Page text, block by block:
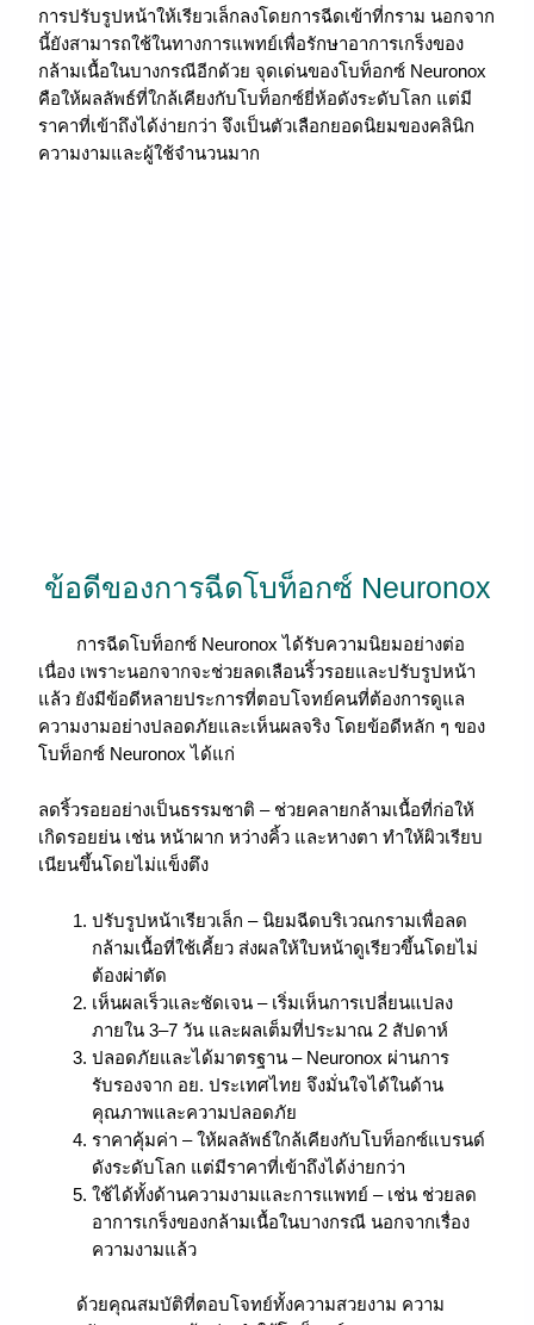
การปรับรูปหน้าให้เรียวเล็กลงโดยการฉีดเข้าที่กราม นอกจาก
นี้ยังสามารถใช้ในทางการแพทย์เพื่อรักษาอาการเกร็งของ
กล้ามเนื้อในบางกรณีอีกด้วย จุดเด่นของโบท็อกซ์ Neuronox
คือให้ผลลัพธ์ที่ใกล้เคียงกับโบท็อกซ์ยี่ห้อดังระดับโลก แต่มี
ราคาที่เข้าถึงได้ง่ายกว่า จึงเป็นตัวเลือกยอดนิยมของคลินิก
ความงามและผู้ใช้จำนวนมาก
ข้อดีของการฉีดโบท็อกซ์ Neuronox
การฉีดโบท็อกซ์ Neuronox ได้รับความนิยมอย่างต่อ
เนื่อง เพราะนอกจากจะช่วยลดเลือนริ้วรอยและปรับรูปหน้า
แล้ว ยังมีข้อดีหลายประการที่ตอบโจทย์คนที่ต้องการดูแล
ความงามอย่างปลอดภัยและเห็นผลจริง โดยข้อดีหลัก ๆ ของ
โบท็อกซ์ Neuronox ได้แก่
ลดริ้วรอยอย่างเป็นธรรมชาติ – ช่วยคลายกล้ามเนื้อที่ก่อให้
เกิดรอยย่น เช่น หน้าผาก หว่างคิ้ว และหางตา ทำให้ผิวเรียบ
เนียนขึ้นโดยไม่แข็งตึง
ปรับรูปหน้าเรียวเล็ก – นิยมฉีดบริเวณกรามเพื่อลด
กล้ามเนื้อที่ใช้เคี้ยว ส่งผลให้ใบหน้าดูเรียวขึ้นโดยไม่
ต้องผ่าตัด
เห็นผลเร็วและชัดเจน – เริ่มเห็นการเปลี่ยนแปลง
ภายใน 3–7 วัน และผลเต็มที่ประมาณ 2 สัปดาห์
ปลอดภัยและได้มาตรฐาน – Neuronox ผ่านการ
รับรองจาก อย. ประเทศไทย จึงมั่นใจได้ในด้าน
คุณภาพและความปลอดภัย
ราคาคุ้มค่า – ให้ผลลัพธ์ใกล้เคียงกับโบท็อกซ์แบรนด์
ดังระดับโลก แต่มีราคาที่เข้าถึงได้ง่ายกว่า
ใช้ได้ทั้งด้านความงามและการแพทย์ – เช่น ช่วยลด
อาการเกร็งของกล้ามเนื้อในบางกรณี นอกจากเรื่อง
ความงามแล้ว
ด้วยคุณสมบัติที่ตอบโจทย์ทั้งความสวยงาม ความ